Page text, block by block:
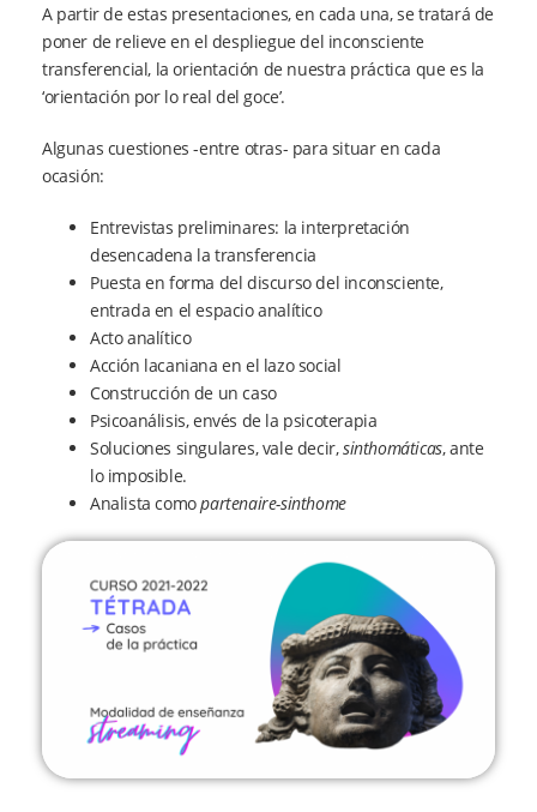
A partir de estas presentaciones, en cada una, se tratará de
poner de relieve en el despliegue del inconsciente
transferencial, la orientación de nuestra práctica que es la
‘orientación por lo real del goce’.
Algunas cuestiones -entre otras- para situar en cada
ocasión:
Entrevistas preliminares: la interpretación
desencadena la transferencia
Puesta en forma del discurso del inconsciente,
entrada en el espacio analítico
Acto analítico
Acción lacaniana en el lazo social
Construcción de un caso
Psicoanálisis, envés de la psicoterapia
Soluciones singulares, vale decir,sinthomáticas, ante
lo imposible.
Analista comopartenaire-sinthome